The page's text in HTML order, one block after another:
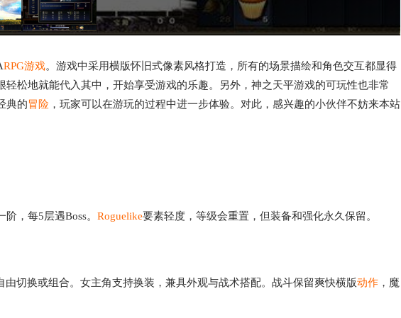
RPG游戏。游戏中采用横版怀旧式像素风格打造，所有的场景描绘和角色交互都显得
松地就能代入其中，开始享受游戏的乐趣。另外，神之天平游戏的可玩性也非常
典的冒险 ，玩家可以在游玩的过程中进一步体验。对此，感兴趣的小伙伴不妨来本站
，每5层遇Boss。 Roguelike要素轻度，等级会重置，但装备和强化永久保留。
切换或组合。女主角支持换装，兼具外观与战术搭配。战斗保留爽快横版动作 ，魔